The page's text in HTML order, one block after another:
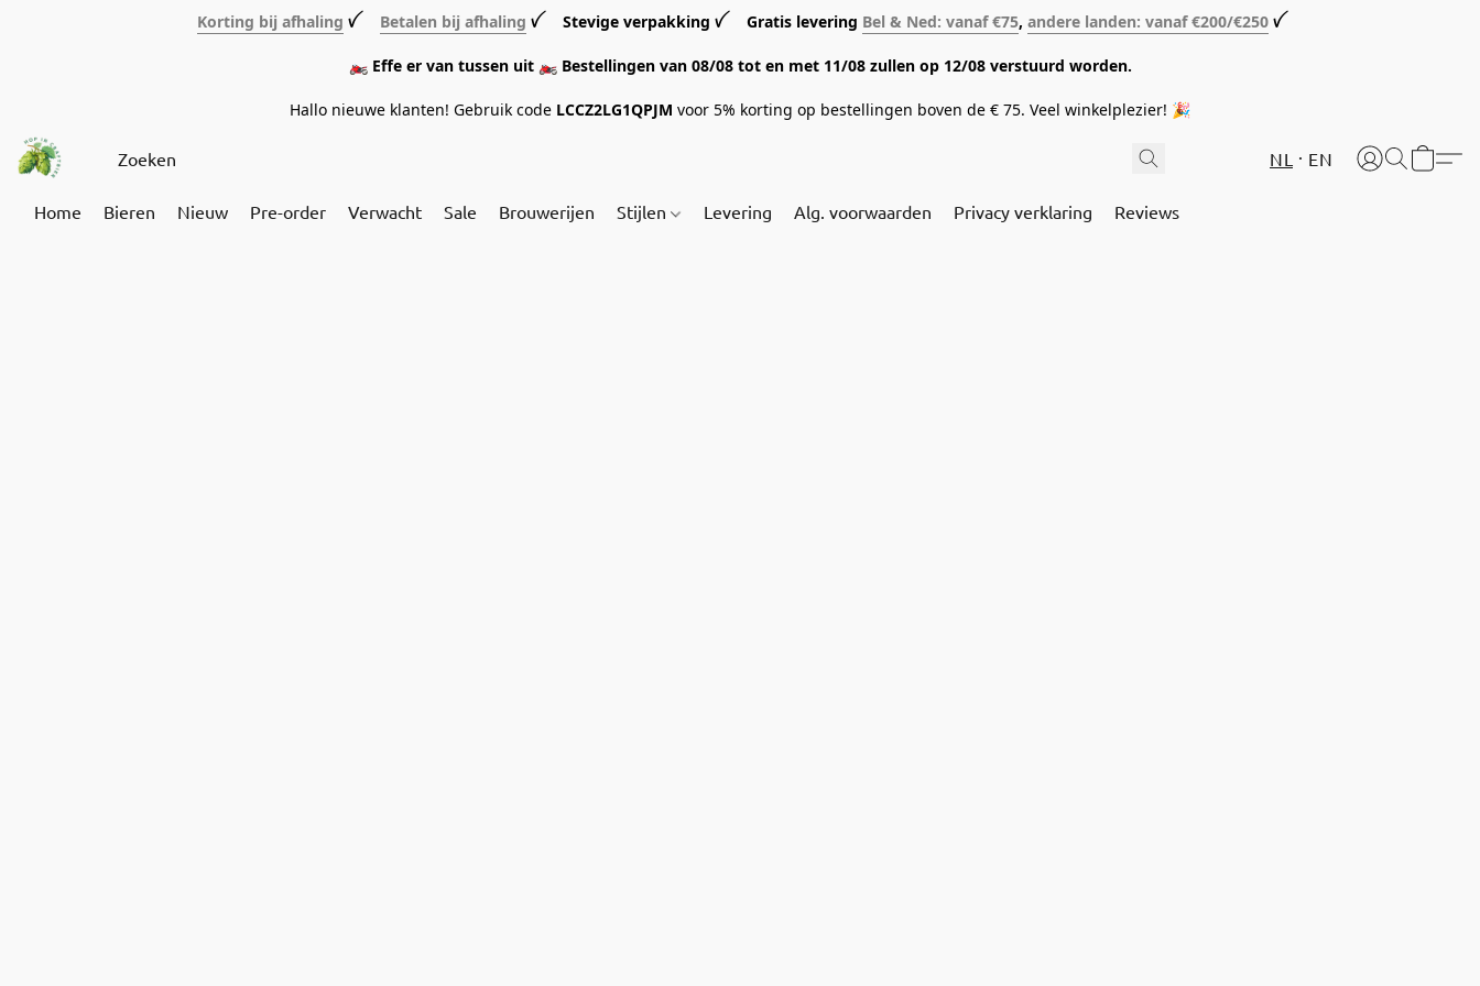
Korting bij afhaling ꪜ Betalen bij afhaling ꪜ Stevige verpakking ꪜ Gratis levering Bel & Ned: vanaf €75, andere landen: vanaf €200/€250 ꪜ
🏍️ Effe er van tussen uit 🏍️ Bestellingen van 08/08 tot en met 11/08 zullen op 12/08 verstuurd worden.
Hallo nieuwe klanten! Gebruik code LCCZ2LG1QPJM voor 5% korting op bestellingen boven de € 75. Veel winkelplezier! 🎉
NL EN
Home Bieren Nieuw Pre-order Verwacht Sale Brouwerijen Stijlen Levering Alg. voorwaarden Privacy verklaring Reviews